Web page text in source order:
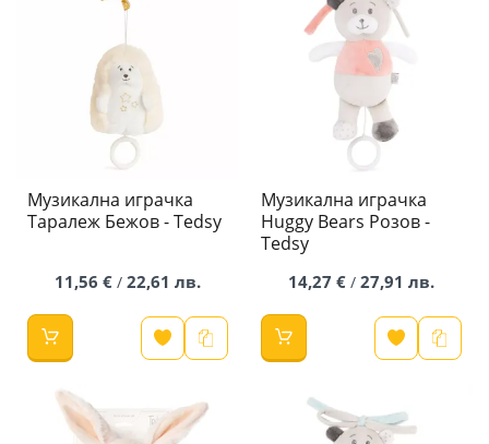
Музикална играчка
Таралеж Бежов - Tedsy
11,56 € / 22,61 лв.
Музикална играчка
Huggy Bears Розов -
Tedsy
14,27 € / 27,91 лв.